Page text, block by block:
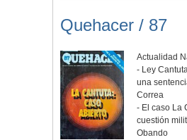
Quehacer / 87
Actualidad
- Ley
una
Correa
- El caso La
cuestión
Obando